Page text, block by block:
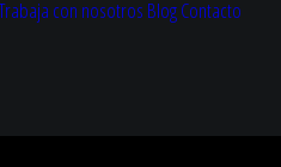
con nosotros BlogContacto